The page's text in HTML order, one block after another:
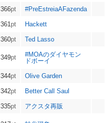
366pt #PreEstreiaAFazenda
361 pt Hackett
360pt Ted Lasso
349pt
#MOAのダイヤモン
ドボーイ
344pt Olive Garden
342pt Better Call Saul
335pt アクスタ再販